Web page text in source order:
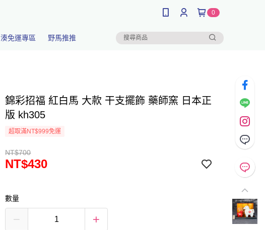
0
湊免運專區 野馬推推
錦彩招福 紅白馬 大款 干支擺飾 藥師窯 日本正
版 kh305
超取滿NT$999免運
NT$700
NT$430
數量